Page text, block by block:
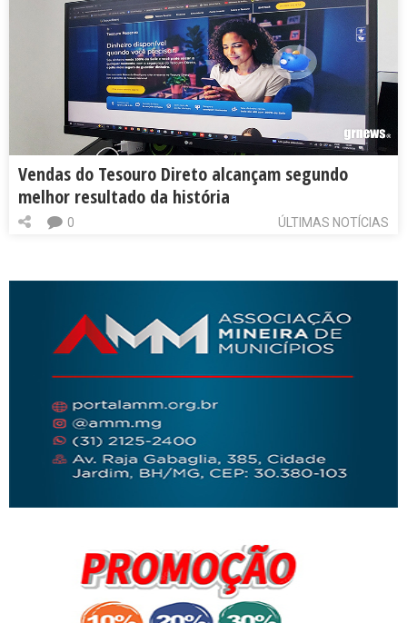
Vendas do Tesouro Direto alcançam segundo
melhor resultado da história
ÚLTIMAS NOTÍCIAS
0